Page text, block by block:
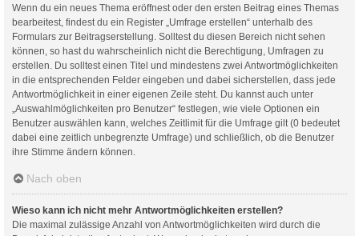
Wenn du ein neues Thema eröffnest oder den ersten Beitrag eines Themas
bearbeitest, findest du ein Register „Umfrage erstellen“ unterhalb des
Formulars zur Beitragserstellung. Solltest du diesen Bereich nicht sehen
können, so hast du wahrscheinlich nicht die Berechtigung, Umfragen zu
erstellen. Du solltest einen Titel und mindestens zwei Antwortmöglichkeiten
in die entsprechenden Felder eingeben und dabei sicherstellen, dass jede
Antwortmöglichkeit in einer eigenen Zeile steht. Du kannst auch unter
„Auswahlmöglichkeiten pro Benutzer“ festlegen, wie viele Optionen ein
Benutzer auswählen kann, welches Zeitlimit für die Umfrage gilt (0 bedeutet
dabei eine zeitlich unbegrenzte Umfrage) und schließlich, ob die Benutzer
ihre Stimme ändern können.
Nach oben
Wieso kann ich nicht mehr Antwortmöglichkeiten erstellen?
Die maximal zulässige Anzahl von Antwortmöglichkeiten wird durch die